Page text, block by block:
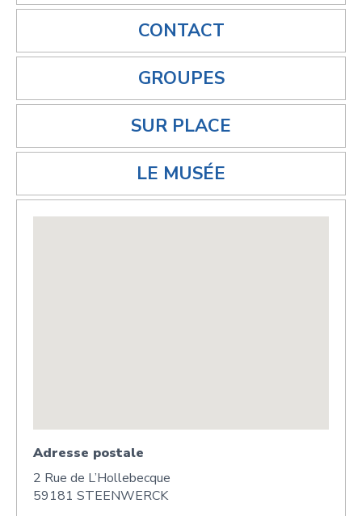
CONTACT
GROUPES
SUR PLACE
LE MUSÉE
Adresse postale
2 Rue de L’Hollebecque
59181 STEENWERCK